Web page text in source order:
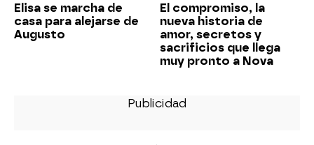
Elisa se marcha de
casa para alejarse de
Augusto
El compromiso, la
nueva historia de
amor, secretos y
sacrificios que llega
muy pronto a Nova